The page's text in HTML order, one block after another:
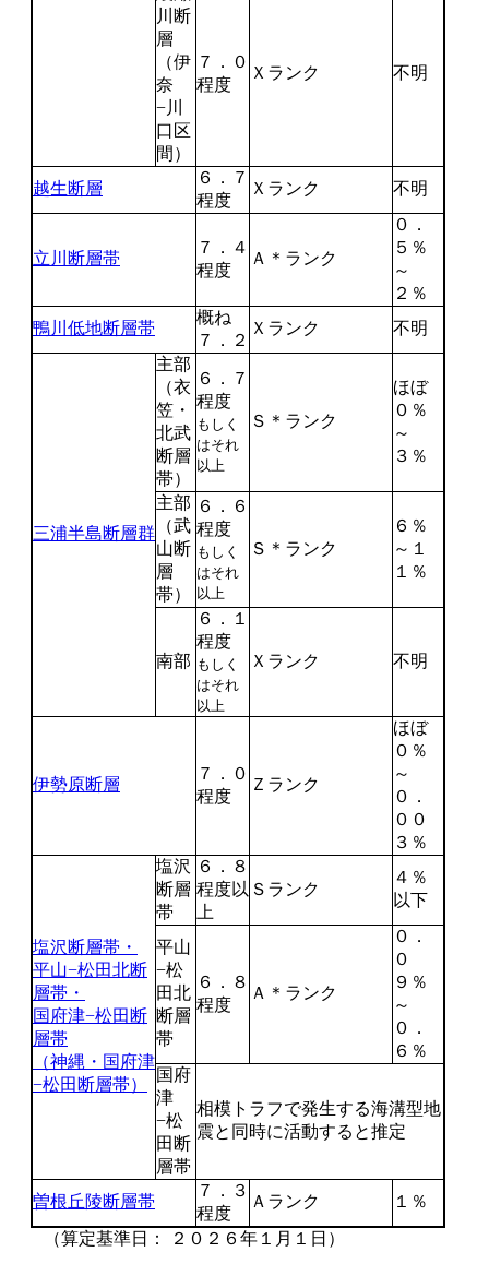
川断
層
（伊
奈
−川
口区
間）
７．０
程度
Ｘランク 不明
越生断層
６．７
程度
Ｘランク 不明
立川断層帯
７．４
程度
Ａ＊ランク
０．
５％
～
２％
鴨川低地断層帯
概ね
７．２
Ｘランク 不明
三浦半島断層群
主部
（衣
笠・
北武
断層
帯）
６．７
程度
もしく
はそれ
以上
Ｓ＊ランク
ほぼ
０％
～
３％
主部
（武
山断
層
帯）
６．６
程度
もしく
はそれ
以上
Ｓ＊ランク
６％
～１
１％
南部
６．１
程度
もしく
はそれ
以上
Ｘランク 不明
伊勢原断層
７．０
程度
Ｚランク
ほぼ
０％
～
０．
００
３％
塩沢断層帯・
平山−松田北断
層帯・
国府津−松田断
層帯
（神縄・国府津
−松田断層帯）
塩沢
断層
帯
６．８
程度以
上
Ｓランク
４％
以下
平山
−松
田北
断層
帯
６．８
程度
Ａ＊ランク
０．
０
９％
～
０．
６％
国府
津
−松
田断
層帯
相模トラフで発生する海溝型地
震と同時に活動すると推定
曽根丘陵断層帯
７．３
程度
Ａランク
１％
（算定基準日： ２０２６年１月１日）